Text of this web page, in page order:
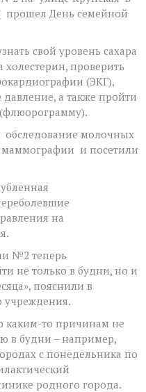
прошел День семейной
свой уровень сахара
холестерин, проверить
(ЭКГ),
а также пройти
молочных
маммографии и посетили
на
№2 теперь
не только в будни, но и
пояснили в
учреждения.
каким-то причинам не
в будни – например,
с понедельника по
родного города.